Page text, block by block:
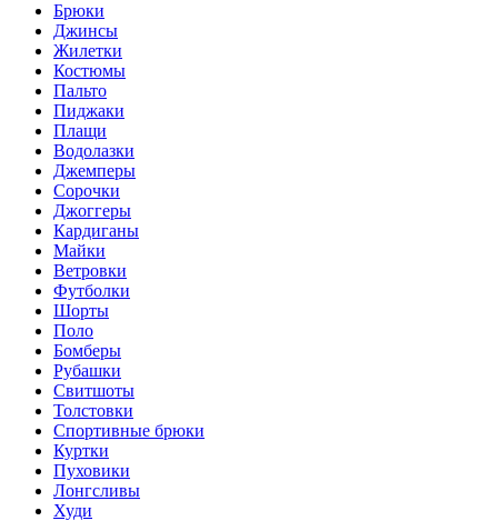
Брюки
Джинсы
Жилетки
Костюмы
Пальто
Пиджаки
Плащи
Водолазки
Джемперы
Сорочки
Джоггеры
Кардиганы
Майки
Ветровки
Футболки
Шорты
Поло
Бомберы
Рубашки
Свитшоты
Толстовки
Спортивные брюки
Куртки
Пуховики
Лонгсливы
Худи